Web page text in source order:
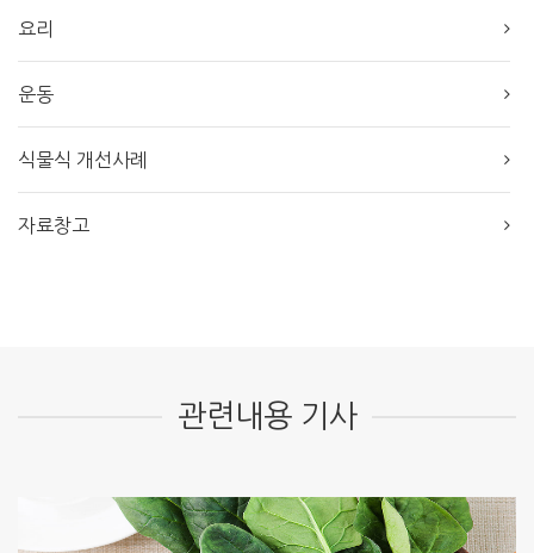
요리
운동
식물식 개선사례
자료창고
관련내용 기사